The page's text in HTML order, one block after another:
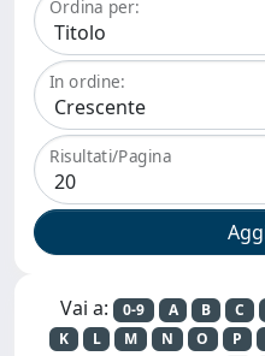
Ordina per:
In ordine:
Risultati/Pagina
Vai a: 0-9 A B C
K
L M N O P